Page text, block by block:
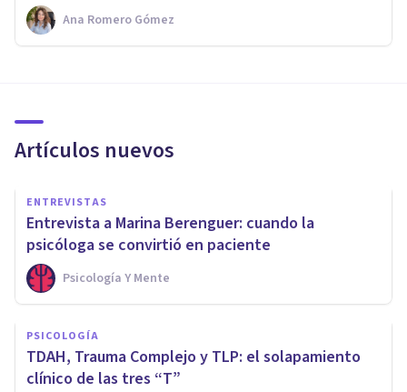
Ana Romero Gómez
Artículos nuevos
ENTREVISTAS
Entrevista a Marina Berenguer: cuando la
psicóloga se convirtió en paciente
Psicología Y Mente
PSICOLOGÍA
TDAH, Trauma Complejo y TLP: el solapamiento
clínico de las tres “T”